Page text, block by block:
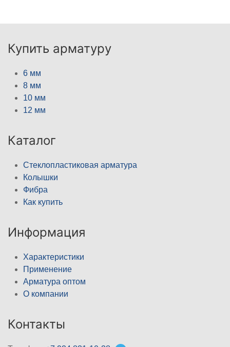
Купить арматуру
6 мм
8 мм
10 мм
12 мм
Каталог
Стеклопластиковая арматура
Колышки
Фибра
Как купить
Информация
Характеристики
Применение
Арматура оптом
О компании
Контакты